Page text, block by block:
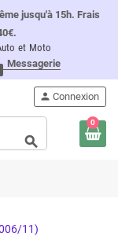
jusqu'à 15h. Frais
et Moto
Messagerie
person Connexion
search
0
11)